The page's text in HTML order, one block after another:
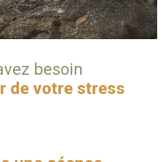
besoin
de votre stress